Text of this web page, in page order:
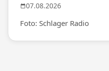
07.08.2026
Foto: Schlager Radio